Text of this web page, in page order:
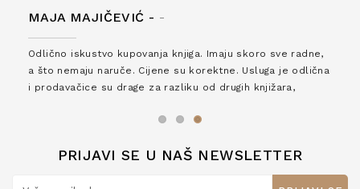
MAJA MAJIČEVIĆ - -
Odlično iskustvo kupovanja knjiga. Imaju skoro sve radne,
a što nemaju naruče. Cijene su korektne. Usluga je odlična
i prodavačice su drage za razliku od drugih knjižara,
PRIJAVI SE U NAŠ NEWSLETTER